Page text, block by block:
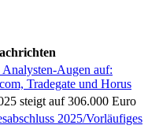
Augen auf:
Tradegate und Horus
steigt auf 306.000 Euro
2025/Vorläufiges